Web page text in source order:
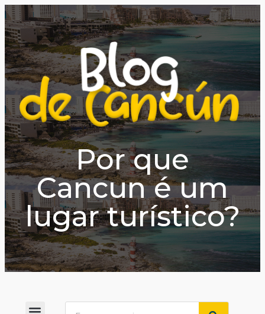
Por que
Cancun é um
lugar turístico?